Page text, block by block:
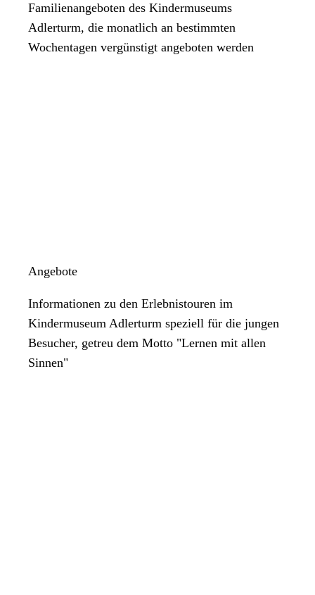
Familienangeboten des Kindermuseums
Adlerturm, die monatlich an bestimmten
Wochentagen vergünstigt angeboten werden
Angebote
Informationen zu den Erlebnistouren im
Kindermuseum Adlerturm speziell für die jungen
Besucher, getreu dem Motto "Lernen mit allen
Sinnen"